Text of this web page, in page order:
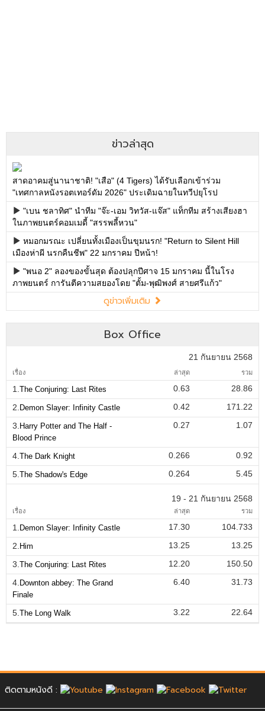
ข่าวล่าสุด
สาดอาคมสู่นานาชาติ! "เสือ" (4 Tigers) ได้รับเลือกเข้าร่วม
"เทศกาลหนังรอตเทอร์ดัม 2026" ประเดิมฉายในทวีปยุโรป
"เบน ชลาทิศ" นำทีม "จ๊ะ-เอม วิทวัส-แจ๊ส" แท็กทีม สร้างเสียงฮา
ในภาพยนตร์คอมเมดี้ "สรรพลี้หวน"
หมอกมรณะ เปลี่ยนทั้งเมืองเป็นขุมนรก! "Return to Silent Hill
เมืองห่าผี นรกคืนชีพ" 22 มกราคม ปีหน้า!
"พนอ 2" ลองของขั้นสุด ต้องปลุกปีศาจ 15 มกราคม นี้ในโรง
ภาพยนตร์ การันตีความสยองโดย "ตั้ม-พุฒิพงศ์ สายศรีแก้ว"
ดูข่าวเพิ่มเติม
Box Office
21 กันยายน 2568
เรื่อง ล่าสุด รวม
1. The Conjuring: Last Rites 0.63
28.86
2. Demon Slayer: Infinity Castle 0.42
171.22
3. Harry Potter and The Half -
Blood Prince
0.27 1.07
4. The Dark Knight 0.266
0.92
5. The Shadow's Edge 0.264 5.45
19 - 21 กันยายน 2568
เรื่อง ล่าสุด รวม
1. Demon Slayer: Infinity Castle 17.30
104.733
2. Him 13.25
13.25
3. The Conjuring: Last Rites 12.20
150.50
4. Downton abbey: The Grand
Finale
6.40 31.73
5. The Long Walk 3.22 22.64
ติดตามหนังดี :